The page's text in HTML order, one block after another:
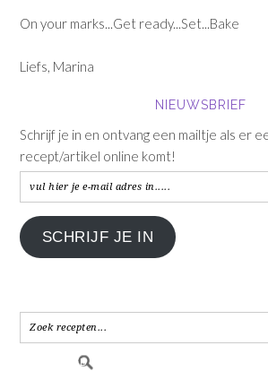
On your marks...Get ready...Set...Bake
Liefs, Marina
NIEUWSBRIEF
Schrijf je in en ontvang een mailtje als er
recept/artikel online komt!
vul
hier
je
e-
in.....
SCHRIJF JE IN